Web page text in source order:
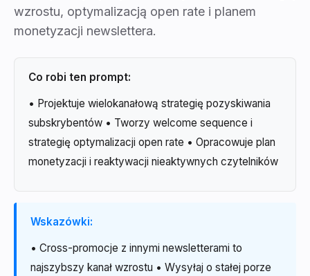
wzrostu, optymalizacją open rate i planem
monetyzacji newslettera.
Co robi ten prompt:
• Projektuje wielokanałową strategię pozyskiwania
subskrybentów • Tworzy welcome sequence i
strategię optymalizacji open rate • Opracowuje plan
monetyzacji i reaktywacji nieaktywnych czytelników
Wskazówki:
• Cross-promocje z innymi newsletterami to
najszybszy kanał wzrostu • Wysyłaj o stałej porze